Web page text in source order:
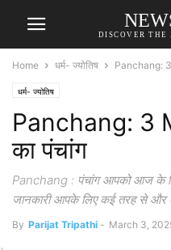
DISCOVER THE
Home धर्म- ज्योतिष Panchang:
धर्म- ज्योतिष
Panchang: 3
का पंचांग
Panchang : पंचांग आपको आज के दिन
जानकारी आपके लिए कई तरह से और
By Parijat Tripathi - March 3,